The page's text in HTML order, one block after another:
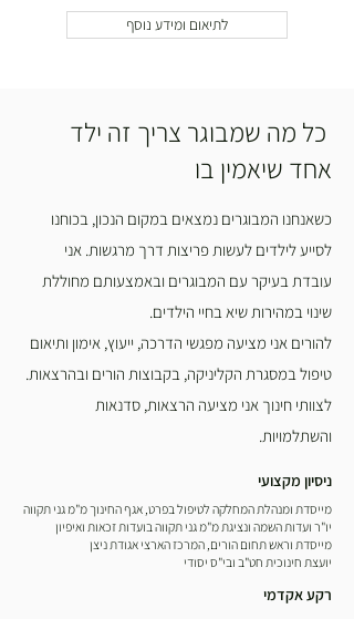
לתיאום ומידע נוסף
כשאנחנו המבוגרים נמצאים במקום הנכון, בכוחנו
לסייע לילדים לעשות פריצות דרך מרגשות. אני
עובדת בעיקר עם המבוגרים ובאמצעותם מחוללת
שינוי במהירות שיא בחיי הילדים.
להורים אני מציעה מפגשי הדרכה, ייעוץ, אימון ותיאום
טיפול במסגרת הקליניקה, בקבוצות הורים ובהרצאות.
לצוותי חינוך אני מציעה הרצאות, סדנאות
והשתלמויות.
רקע אקדמי
ניסיון מקצועי
מייסדת ומנהלת המחלקה לטיפול בפרט, אגף החינוך מ"מ גני תקווה
יו"ר ועדות השמה ונציגת מ"מ גני תקווה בועדות זכאות ואיפיון
מייסדת וראש תחום הורים, המרכז הארצי אגודת ניצן
יועצת חינוכית חט"ב ובי"ס יסודי
כל מה שמבוגר צריך זה ילד
אחד שיאמין בו